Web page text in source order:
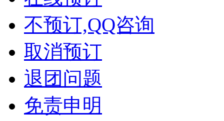
不预订,QQ咨询
取消预订
退团问题
免责申明